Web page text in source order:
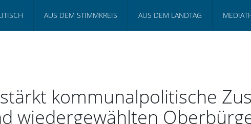
AUS DEM STIMMKREIS AUS DEM LANDTAG
kommunalpolitische
wiedergewählten